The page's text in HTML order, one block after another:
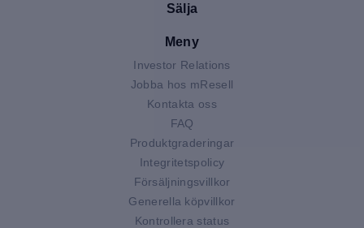
Sälja
Meny
Investor Relations
Jobba hos mResell
Kontakta oss
FAQ
Produktgraderingar
Integritetspolicy
Försäljningsvillkor
Generella köpvillkor
Kontrollera status